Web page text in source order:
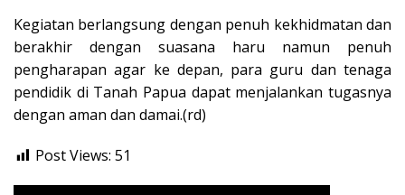
Kegiatan berlangsung dengan penuh kekhidmatan dan
berakhir dengan suasana haru namun penuh
pengharapan agar ke depan, para guru dan tenaga
pendidik di Tanah Papua dapat menjalankan tugasnya
dengan aman dan damai.(rd)
Post Views: 51